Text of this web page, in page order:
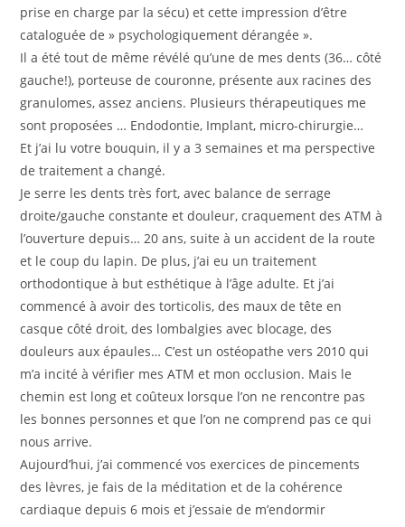
prise en charge par la sécu) et cette impression d’être
cataloguée de » psychologiquement dérangée ».
Il a été tout de même révélé qu’une de mes dents (36… côté
gauche!), porteuse de couronne, présente aux racines des
granulomes, assez anciens. Plusieurs thérapeutiques me
sont proposées … Endodontie, Implant, micro-chirurgie…
Et j’ai lu votre bouquin, il y a 3 semaines et ma perspective
de traitement a changé.
Je serre les dents très fort, avec balance de serrage
droite/gauche constante et douleur, craquement des ATM à
l’ouverture depuis… 20 ans, suite à un accident de la route
et le coup du lapin. De plus, j’ai eu un traitement
orthodontique à but esthétique à l’âge adulte. Et j’ai
commencé à avoir des torticolis, des maux de tête en
casque côté droit, des lombalgies avec blocage, des
douleurs aux épaules… C’est un ostéopathe vers 2010 qui
m’a incité à vérifier mes ATM et mon occlusion. Mais le
chemin est long et coûteux lorsque l’on ne rencontre pas
les bonnes personnes et que l’on ne comprend pas ce qui
nous arrive.
Aujourd’hui, j’ai commencé vos exercices de pincements
des lèvres, je fais de la méditation et de la cohérence
cardiaque depuis 6 mois et j’essaie de m’endormir